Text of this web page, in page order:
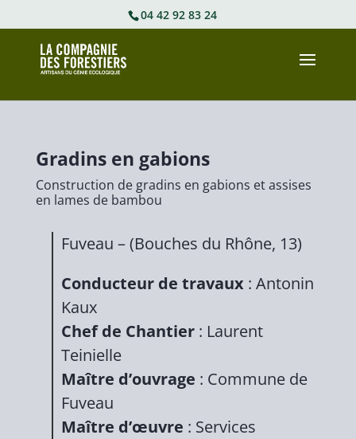
04 42 92 83 24
Gradins en gabions
Construction de gradins en gabions et assises
en lames de bambou
Fuveau – (Bouches du Rhône, 13)
Conducteur de travaux: Antonin
Kaux
Chef de Chantier: Laurent
Teinielle
Maître d’ouvrage : Commune de
Fuveau
Maître d’œuvre : Services